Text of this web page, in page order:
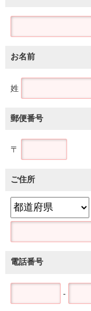
お名前
姓
郵便番号
〒
ご住所
電話番号
-